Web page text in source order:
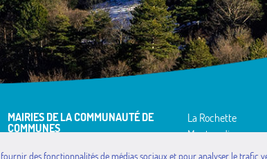
MAIRIES DE LA COMMUNAUTÉ DE
COMMUNES
La Rochette
Montgardin
Piégut
des fonctionnalités de médias sociaux et pour analyser le